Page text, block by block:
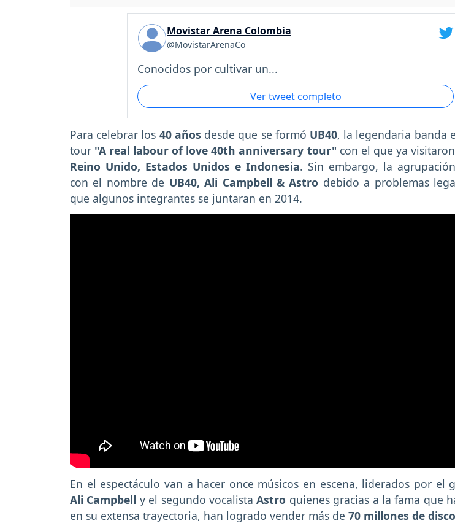
Movistar Arena Colombia
@MovistarArenaCo
Conocidos por cultivar un...
Ver tweet completo
Para celebrar los 40 años desde que se formó UB40, la legendaria banda
tour "A real labour of love 40th anniversary tour" con el que ya
Reino Unido, Estados Unidos e Indonesia. Sin embargo, la
con el nombre de UB40, Ali Campbell & Astro debido a problemas
que algunos integrantes se juntaran en 2014.
En el espectáculo van a hacer once músicos en escena, liderados por el
Ali Campbell y el segundo vocalistaAstro quienes gracias a la fama que
en su extensa trayectoria, han logrado vender más de 70 millones de